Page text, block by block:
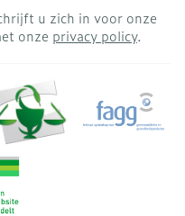
u zich in voor onze
onze privacy policy.